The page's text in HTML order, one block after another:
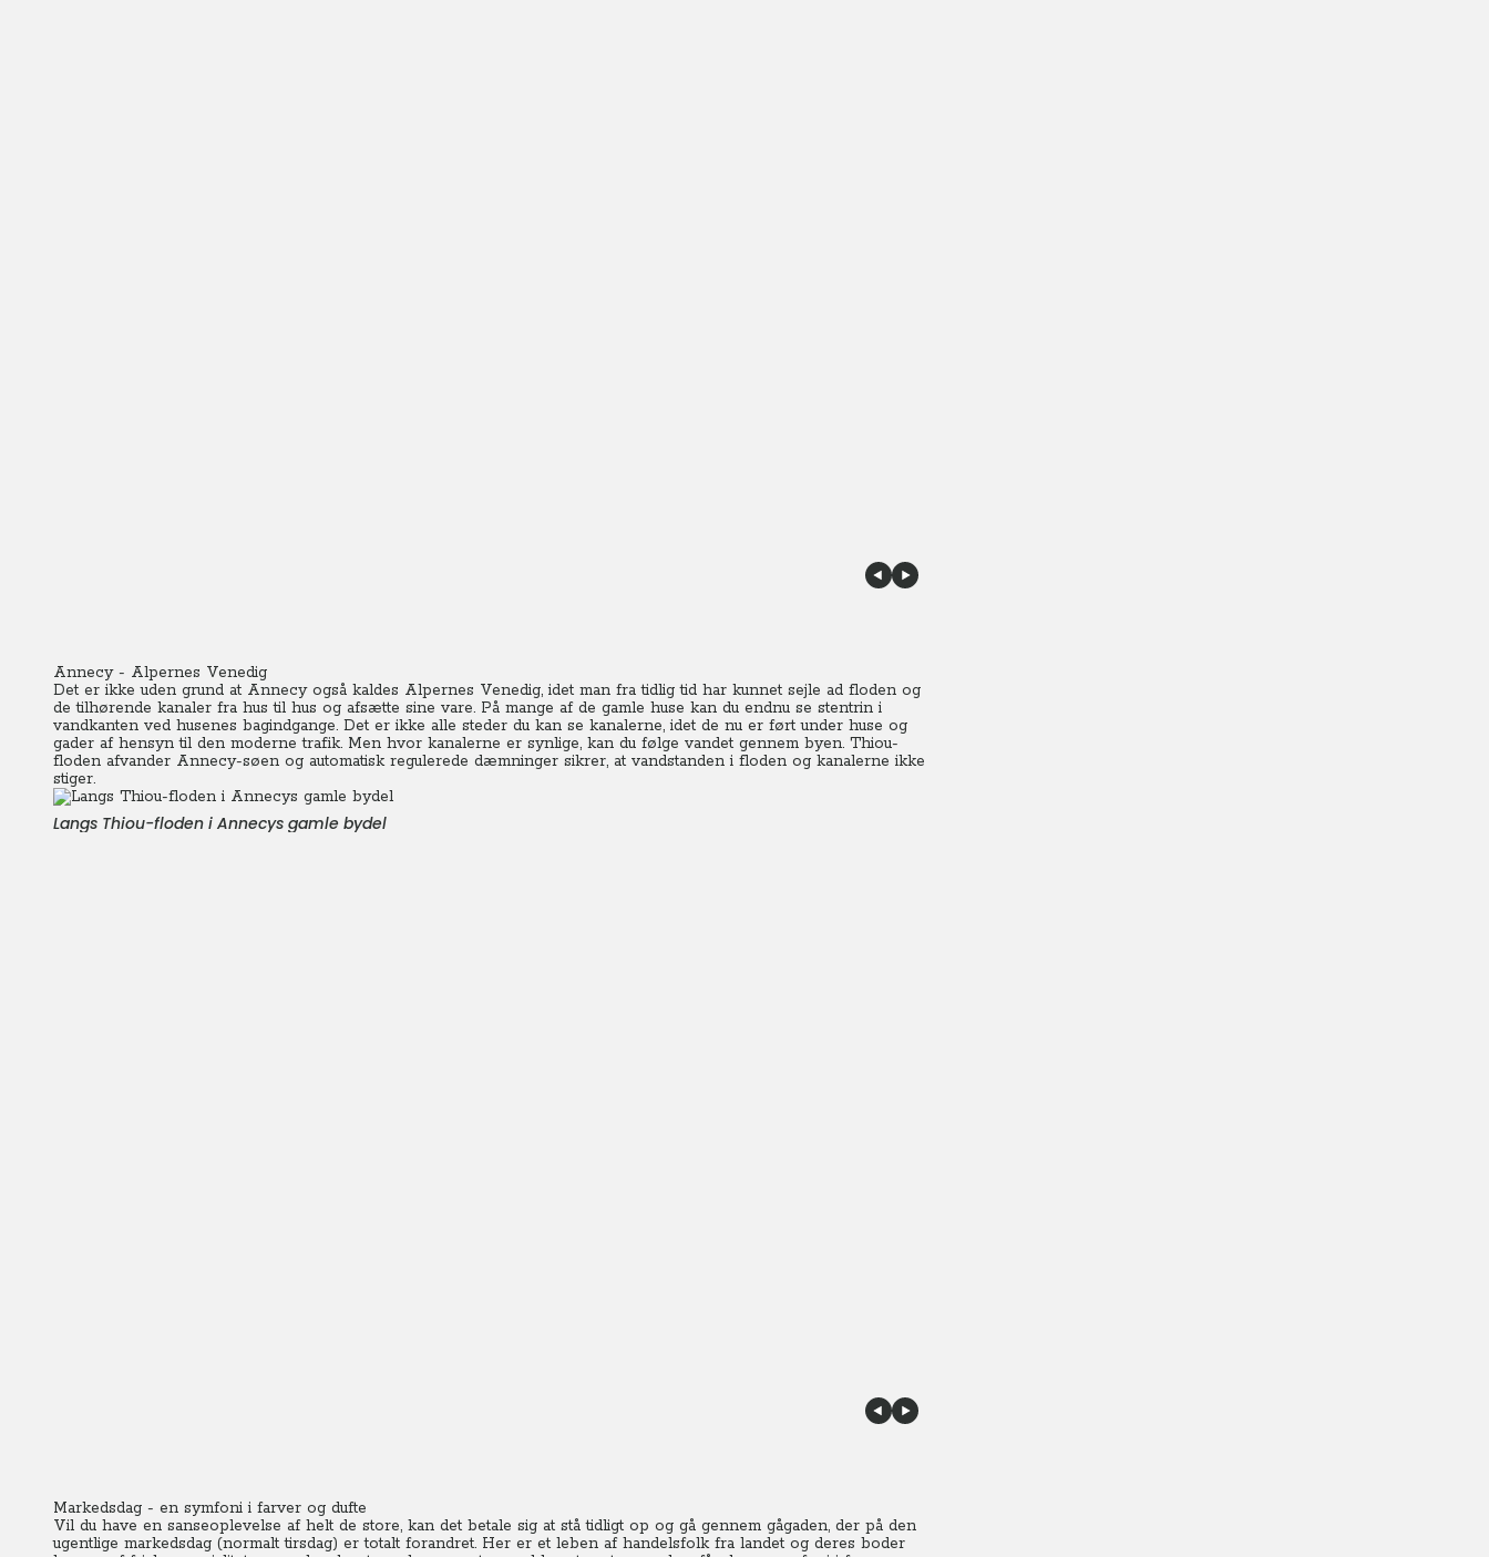
Annecy - Alpernes Venedig
Det er ikke uden grund at Annecy også kaldes Alpernes Venedig, idet man fra tidlig tid har kunnet sejle ad floden og
de tilhørende kanaler fra hus til hus og afsætte sine vare. På mange af de gamle huse kan du endnu se stentrin i
vandkanten ved husenes bagindgange. Det er ikke alle steder du kan se kanalerne, idet de nu er ført under huse og
gader af hensyn til den moderne trafik. Men hvor kanalerne er synlige, kan du følge vandet gennem byen. Thiou-
floden afvander Annecy-søen og automatisk regulerede dæmninger sikrer, at vandstanden i floden og kanalerne ikke
stiger.
Langs Thiou-floden i Annecys gamle bydel
Markedsdag - en symfoni i farver og dufte
Vil du have en sanseoplevelse af helt de store, kan det betale sig at stå tidligt op og gå gennem gågaden, der på den
ugentlige markedsdag (normalt tirsdag) er totalt forandret. Her er et leben af handelsfolk fra landet og deres boder